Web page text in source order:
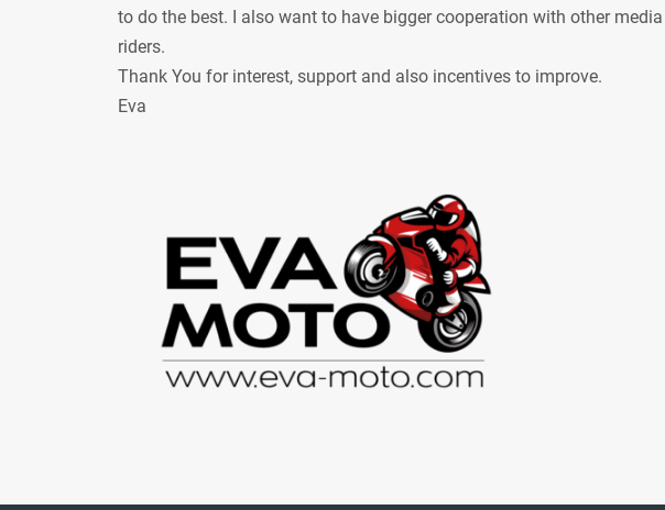
to do the best. I also want to have bigger cooperation with other
riders.
Thank You for interest, support and also incentives to improve.
Eva